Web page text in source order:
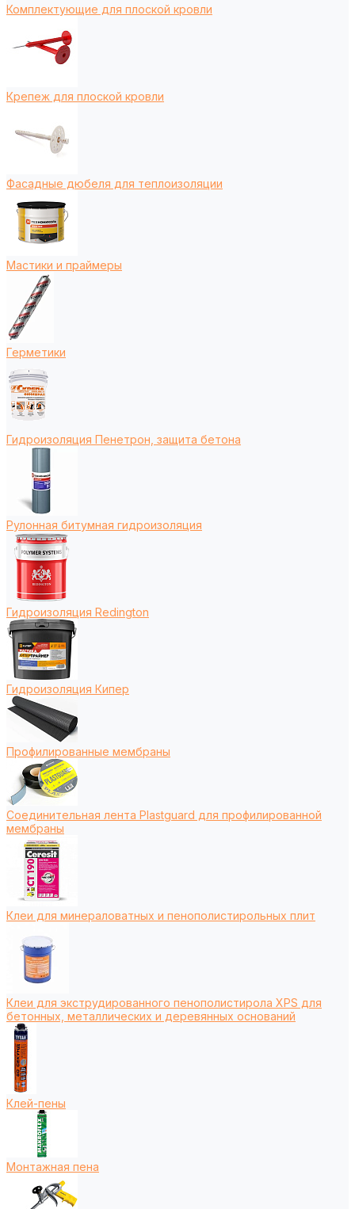
Комплектующие для плоской кровли
Крепеж для плоской кровли
Фасадные дюбеля для теплоизоляции
Мастики и праймеры
Герметики
Гидроизоляция Пенетрон, защита бетона
Рулонная битумная гидроизоляция
Гидроизоляция Redington
Гидроизоляция Кипер
Профилированные мембраны
Соединительная лента Plastguard для профилированной
мембраны
Клеи для минераловатных и пенополистирольных плит
Клеи для экструдированного пенополистирола XPS для
бетонных, металлических и деревянных оснований
Клей-пены
Монтажная пена